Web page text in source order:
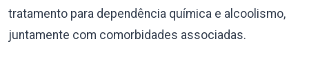
tratamento para dependência química e alcoolismo,
juntamente com comorbidades associadas.